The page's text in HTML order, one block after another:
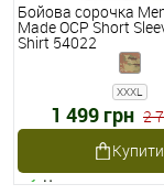
Бойова сорочка
Made OCP Short
Shirt 54022
XXXL
1 499 грн 2
Купити
Наявне